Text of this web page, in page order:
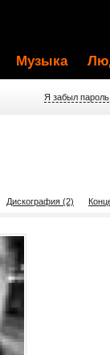
Музыка
Я забыл пароль
Дискография (2)